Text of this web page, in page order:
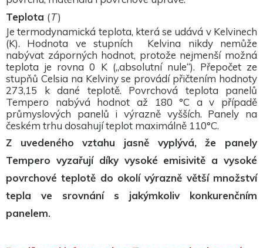
Teplota (T)
Je termodynamická teplota, která se udává v Kelvinech
(K). Hodnota ve stupních Kelvina nikdy nemůže
nabývat záporných hodnot, protože nejmenší možná
teplota je rovna 0 K („absolutní nule“). Přepočet ze
stupňů Celsia na Kelviny se provádí přičtením hodnoty
273,15 k dané teplotě. Povrchová teplota panelů
Tempero nabývá hodnot až 180 °C a v případě
průmyslových panelů i výrazně vyšších. Panely na
českém trhu dosahují teplot maximálně 110°C.
Z uvedeného vztahu jasně vyplývá, že panely
Tempero vyzařují díky vysoké emisivitě a vysoké
povrchové teplotě do okolí výrazně větší množství
tepla ve srovnání s jakýmkoliv konkurenčním
panelem.
nejlépe.
odmítnete,
některé
funkce z
webu zmizí.
Marketing
Sdílením svých
zájmů a chování
při návštěvě
našich stránek
zvyšujete šanci na
zobrazení
personalizovaného
obsahu a nabídek.